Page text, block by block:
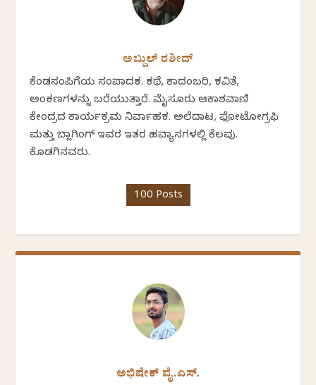
ಅಬ್ದುಲ್ ರಶೀದ್
ಕೆಂಡಸಂಪಿಗೆಯ ಸಂಪಾದಕ. ಕಥೆ, ಕಾದಂಬರಿ, ಕವಿತೆ,
ಅಂಕಣಗಳನ್ನು ಬರೆಯುತ್ತಾರೆ. ಮೈಸೂರು ಆಕಾಶವಾಣಿ
ಕೇಂದ್ರದ ಕಾರ್ಯಕ್ರಮ ನಿರ್ವಾಹಕ. ಅಲೆದಾಟ, ಫೋಟೋಗ್ರಫಿ
ಮತ್ತು ಬ್ಲಾಗಿಂಗ್ ಇವರ ಇತರ ಹವ್ಯಾಸಗಳಲ್ಲಿ ಕೆಲವು.
ಕೊಡಗಿನವರು.
100 Posts
ಅಭಿಷೇಕ್ ವೈ.ಎಸ್.